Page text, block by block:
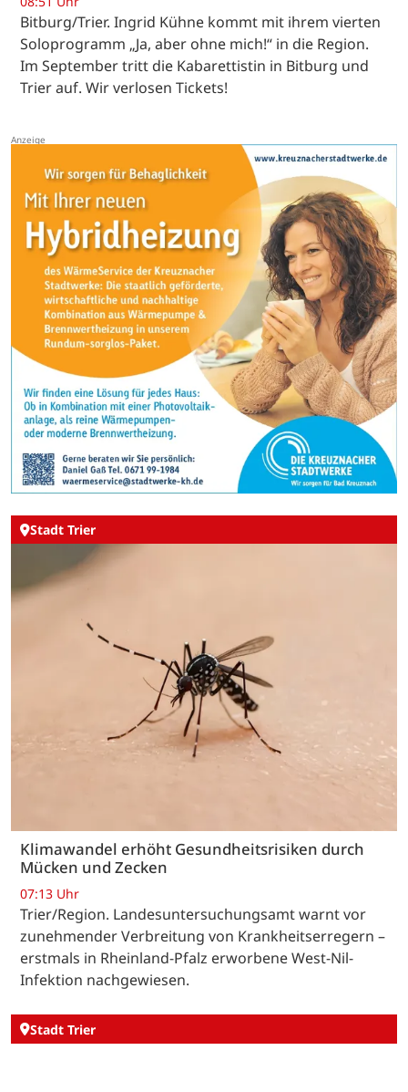
Bitburg/Trier. Ingrid Kühne kommt mit ihrem vierten
Soloprogramm „Ja, aber ohne mich!“ in die Region.
Im September tritt die Kabarettistin in Bitburg und
Trier auf. Wir verlosen Tickets!
Stadt Trier
Klimawandel erhöht Gesundheitsrisiken durch
Mücken und Zecken
07:13 Uhr
Trier/Region. Landesuntersuchungsamt warnt vor
zunehmender Verbreitung von Krankheitserregern –
erstmals in Rheinland-Pfalz erworbene West-Nil-
Infektion nachgewiesen.
Stadt Trier